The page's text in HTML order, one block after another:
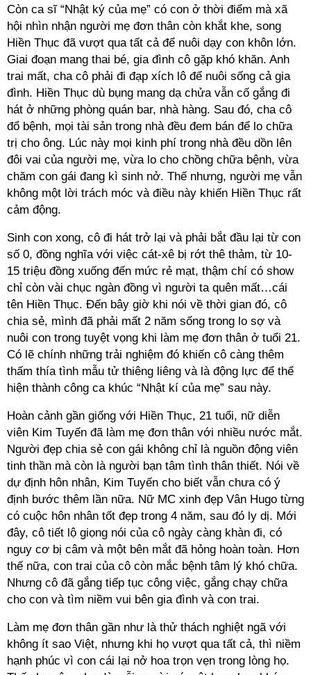
Còn ca sĩ “Nhật ký của mẹ” có con ở thời điểm mà xã
hội nhìn nhận người mẹ đơn thân còn khắt khe, song
Hiền Thục đã vượt qua tất cả để nuôi dạy con khôn lớn.
Giai đoạn mang thai bé, gia đình cô gặp khó khăn. Anh
trai mất, cha cô phải đi đạp xích lô để nuôi sống cả gia
đình. Hiền Thục dù bụng mang dạ chửa vẫn cố gắng đi
hát ở những phòng quán bar, nhà hàng. Sau đó, cha cô
đổ bệnh, mọi tài sản trong nhà đều đem bán để lo chữa
trị cho ông. Lúc này mọi kinh phí trong nhà đều dồn lên
đôi vai của người mẹ, vừa lo cho chồng chữa bệnh, vừa
chăm con gái đang kì sinh nở. Thế nhưng, người mẹ vẫn
không một lời trách móc và điều này khiến Hiền Thục rất
cảm động.
Sinh con xong, cô đi hát trở lại và phải bắt đầu lại từ con
số 0, đồng nghĩa với việc cát-xê bị rớt thê thảm, từ 10-
15 triệu đồng xuống đến mức rẻ mạt, thậm chí có show
chỉ còn vài chục ngàn đồng vì người ta quên mất…cái
tên Hiền Thục. Đến bây giờ khi nói về thời gian đó, cô
chia sẻ, mình đã phải mất 2 năm sống trong lo sợ và
nuôi con trong tuyệt vọng khi làm mẹ đơn thân ở tuổi 21.
Có lẽ chính những trải nghiệm đó khiến cô càng thêm
thấm thía tình mẫu tử thiêng liêng và là động lực để thể
hiện thành công ca khúc “Nhật kí của mẹ” sau này.
Hoàn cảnh gần giống với Hiền Thục, 21 tuổi, nữ diễn
viên Kim Tuyến đã làm mẹ đơn thân với nhiều nước mắt.
Người đẹp chia sẻ con gái không chỉ là nguồn động viên
tinh thần mà còn là người bạn tâm tình thân thiết. Nói về
dự định hôn nhân, Kim Tuyến cho biết vẫn chưa có ý
định bước thêm lần nữa. Nữ MC xinh đẹp Vân Hugo từng
có cuộc hôn nhân tốt đẹp trong 4 năm, sau đó ly dị. Mới
đây, cô tiết lộ giọng nói của cô ngày càng khàn đi, có
nguy cơ bị câm và một bên mắt đã hỏng hoàn toàn. Hơn
thế nữa, con trai của cô còn mắc bệnh tâm lý khó chữa.
Nhưng cô đã gắng tiếp tục công việc, gắng chạy chữa
cho con và tìm niềm vui bên gia đình và con trai.
Làm mẹ đơn thân gần như là thử thách nghiệt ngã với
không ít sao Việt, nhưng khi họ vượt qua tất cả, thì niềm
hạnh phúc vì con cái lại nở hoa trọn vẹn trong lòng họ.